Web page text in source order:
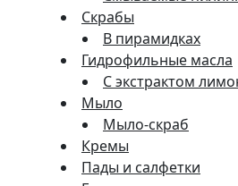
Скрабы
В пирамидках
Гидрофильные масла
С экстрактом
Мыло
Мыло-скраб
Кремы
Пады и салфетки